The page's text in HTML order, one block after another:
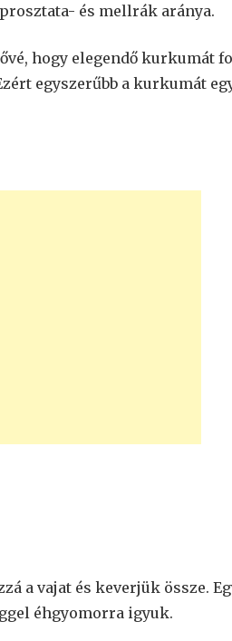
és mellrák aránya.
hogy elegendő kurkumát
egyszerűbb a kurkumát
a vajat és keverjük össze.
éhgyomorra igyuk.